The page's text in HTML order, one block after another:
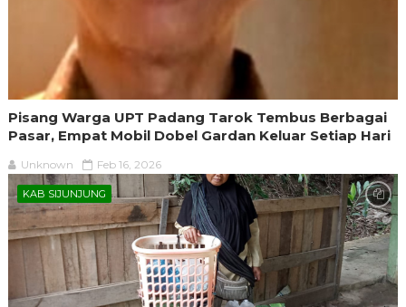
Pisang Warga UPT Padang Tarok Tembus Berbagai
Pasar, Empat Mobil Dobel Gardan Keluar Setiap Hari
Unknown Feb 16, 2026
KAB SIJUNJUNG